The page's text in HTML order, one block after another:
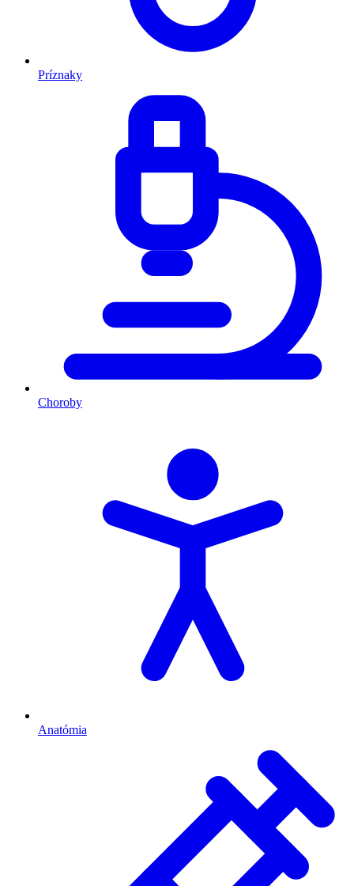
Príznaky
Choroby
Anatómia